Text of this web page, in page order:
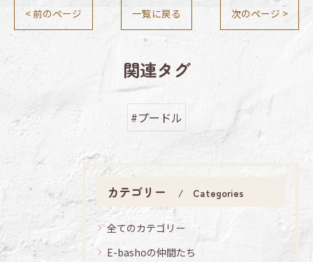
< 前のページ 一覧に戻る 次のページ >
関連タグ
#プードル
カテゴリー Categories
全てのカテゴリー
E-bashoの仲間たち